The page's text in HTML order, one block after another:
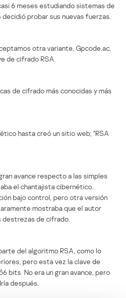
6 meses estudiando sistemas de
probar sus nuevas fuerzas.
otra variante, Gpcode.ac,
de cifrado RSA.
de cifrado más conocidas y más
hasta creó un sitio web; “RSA
avance respecto a las simples
el chantajista cibernético.
bajo control, pero otra versión
mostraba que el autor
destrezas de cifrado.
del algoritmo RSA, como lo
pero esta vez la clave de
bits. No era un gran avance, pero
después.